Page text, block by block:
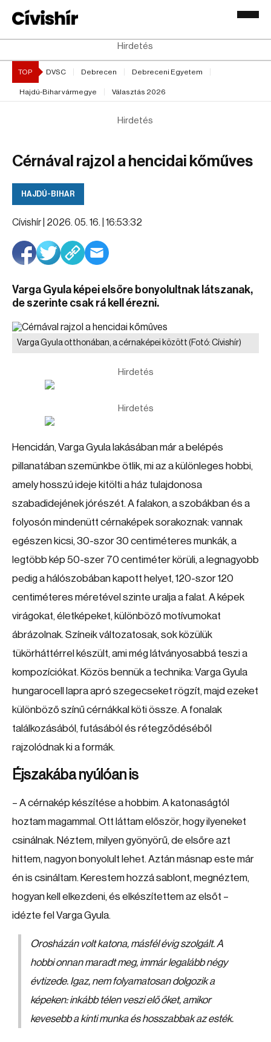
Hirdetés
TOP DVSC Debrecen Debreceni Egyetem
Hajdú-Bihar vármegye Választás 2026
Hirdetés
Cérnával rajzol a hencidai kőműves
HAJDÚ-BIHAR
Cívishír | 2026. 05. 16. | 16:53:32
Varga Gyula képei elsőre bonyolultnak látszanak,
de szerinte csak rá kell érezni.
Varga Gyula otthonában, a cérnaképei között (Fotó: Cívishír)
Hirdetés
Hirdetés
Hencidán, Varga Gyula lakásában már a belépés
pillanatában szemünkbe ötlik, mi az a különleges hobbi,
amely hosszú ideje kitölti a ház tulajdonosa
szabadidejének jórészét. A falakon, a szobákban és a
folyosón mindenütt cérnaképek sorakoznak: vannak
egészen kicsi, 30-szor 30 centiméteres munkák, a
legtöbb kép 50-szer 70 centiméter körüli, a legnagyobb
pedig a hálószobában kapott helyet, 120-szor 120
centiméteres méretével szinte uralja a falat. A képek
virágokat, életképeket, különböző motívumokat
ábrázolnak. Színeik változatosak, sok közülük
tükörháttérrel készült, ami még látványosabbá teszi a
kompozíciókat. Közös bennük a technika: Varga Gyula
hungarocell lapra apró szegecseket rögzít, majd ezeket
különböző színű cérnákkal köti össze. A fonalak
találkozásából, futásából és rétegződéséből
rajzolódnak ki a formák.
Éjszakába nyúlóan is
– A cérnakép készítése a hobbim. A katonaságtól
hoztam magammal. Ott láttam először, hogy ilyeneket
csinálnak. Néztem, milyen gyönyörű, de elsőre azt
hittem, nagyon bonyolult lehet. Aztán másnap este már
én is csináltam. Kerestem hozzá sablont, megnéztem,
hogyan kell elkezdeni, és elkészítettem az elsőt –
idézte fel Varga Gyula.
Orosházán volt katona, másfél évig szolgált. A
hobbi onnan maradt meg, immár legalább négy
évtizede. Igaz, nem folyamatosan dolgozik a
képeken: inkább télen veszi elő őket, amikor
kevesebb a kinti munka és hosszabbak az esték.